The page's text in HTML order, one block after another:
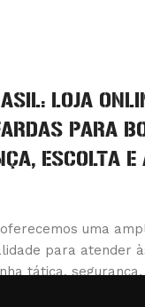
LOJA
PARA
ESCOLTA
uma
para atender
tática,